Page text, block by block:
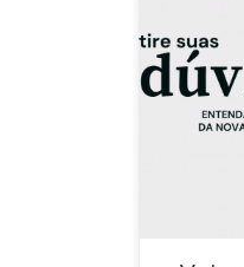
Foi
agosto, a
que trata
públicos